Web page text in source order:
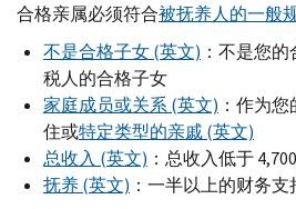
合格亲属必须符合被抚养人的一般
不是合格子女 (英文) ：不是您
税人的合格子女
家庭成员或关系 (英文) ：作为
住或特定类型的亲戚 (英文)
总收入 (英文) ：总收入低于
抚养 (英文) ：一半以上的财务